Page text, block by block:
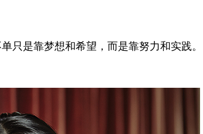
只是靠梦想和希望，而是靠努力和实践。